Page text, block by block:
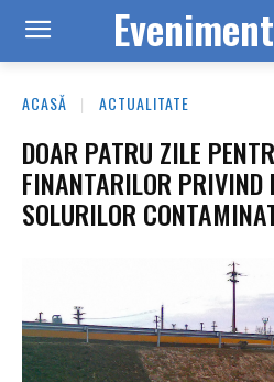
ACASĂ ACTUALITATE
DOAR PATRU ZILE
FINANTARILOR PRIVIND
SOLURILOR